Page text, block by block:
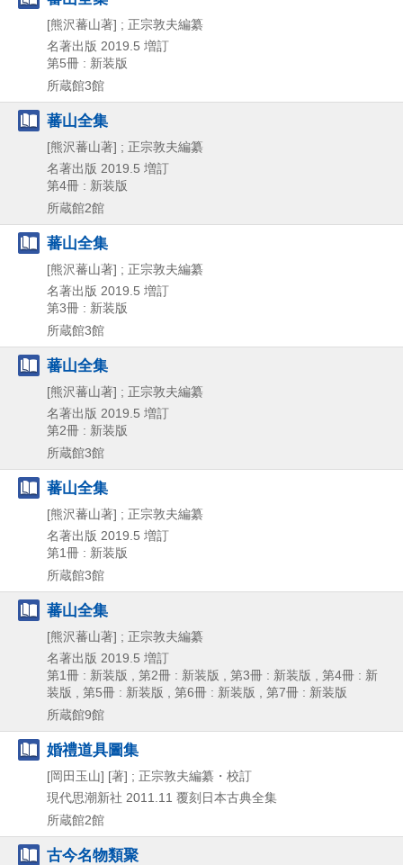
[熊沢蕃山著] ; 正宗敦夫編纂
名著出版 2019.5 増訂
第5冊 : 新装版
所蔵館3館
蕃山全集
[熊沢蕃山著] ; 正宗敦夫編纂
名著出版 2019.5 増訂
第4冊 : 新装版
所蔵館2館
蕃山全集
[熊沢蕃山著] ; 正宗敦夫編纂
名著出版 2019.5 増訂
第3冊 : 新装版
所蔵館3館
蕃山全集
[熊沢蕃山著] ; 正宗敦夫編纂
名著出版 2019.5 増訂
第2冊 : 新装版
所蔵館3館
蕃山全集
[熊沢蕃山著] ; 正宗敦夫編纂
名著出版 2019.5 増訂
第1冊 : 新装版
所蔵館3館
蕃山全集
[熊沢蕃山著] ; 正宗敦夫編纂
名著出版 2019.5 増訂
第1冊 : 新装版 , 第2冊 : 新装版 , 第3冊 : 新装版 , 第4冊 : 新
装版 , 第5冊 : 新装版 , 第6冊 : 新装版 , 第7冊 : 新装版
所蔵館9館
婚禮道具圖集
[岡田玉山] [著] ; 正宗敦夫編纂・校訂
現代思潮新社 2011.11 覆刻日本古典全集
所蔵館2館
古今名物類聚